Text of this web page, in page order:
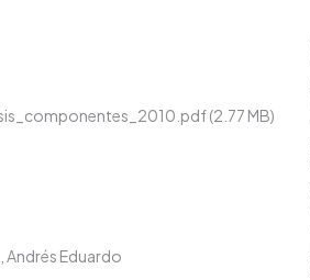
(2.77 MB)
Andrés Eduardo